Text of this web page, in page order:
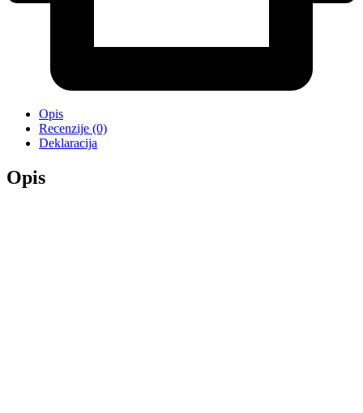
Opis
Recenzije (0)
Deklaracija
Opis